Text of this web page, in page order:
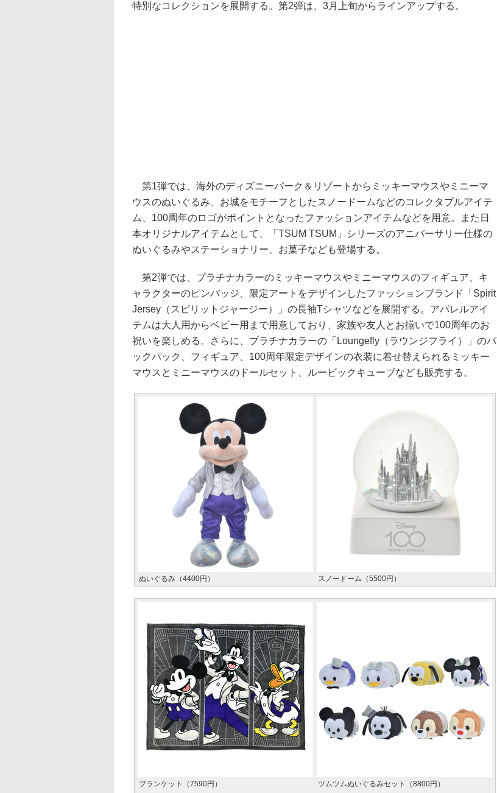
特別なコレクションを展開する。第2弾は、3月上旬からラインアップする。
第1弾では、海外のディズニーパーク＆リゾートからミッキーマウスやミニーマ
ウスのぬいぐるみ、お城をモチーフとしたスノードームなどのコレクタブルアイテ
ム、100周年のロゴがポイントとなったファッションアイテムなどを用意。また日
本オリジナルアイテムとして、「TSUM TSUM」シリーズのアニバーサリー仕様の
ぬいぐるみやステーショナリー、お菓子なども登場する。
第2弾では、プラチナカラーのミッキーマウスやミニーマウスのフィギュア、キ
ャラクターのピンバッジ、限定アートをデザインしたファッションブランド「Spirit
Jersey（スピリットジャージー）」の長袖Tシャツなどを展開する。アパレルアイ
テムは大人用からベビー用まで用意しており、家族や友人とお揃いで100周年のお
祝いを楽しめる。さらに、プラチナカラーの「Loungefly（ラウンジフライ）」のバ
ックパック、フィギュア、100周年限定デザインの衣装に着せ替えられるミッキー
マウスとミニーマウスのドールセット、ルービックキューブなども販売する。
ぬいぐるみ（4400円） スノードーム（5500円）
ブランケット（7590円） ツムツムぬいぐるみセット（8800円）